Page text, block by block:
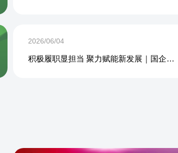
2026/06/04
积极履职显担当 聚力赋能新发展｜国企商务&中企人力出席上海现代服务业联合会第五届会员大会第三次会议暨2026服务业高质量发展大会